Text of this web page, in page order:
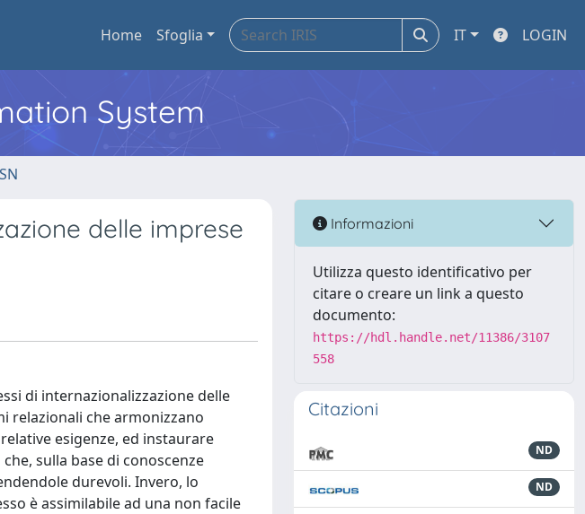
Home Sfoglia IT LOGIN
System
delle imprese
di internazionalizzazione delle
relazionali che armonizzano
esigenze, ed instaurare
sulla base di conoscenze
durevoli. Invero, lo
è assimilabile ad una non facile
Informazioni
Utilizza questo identificativo per
citare o creare un link a questo
documento:
https://hdl.handle.net/11386/3107
558
Citazioni
ND
ND